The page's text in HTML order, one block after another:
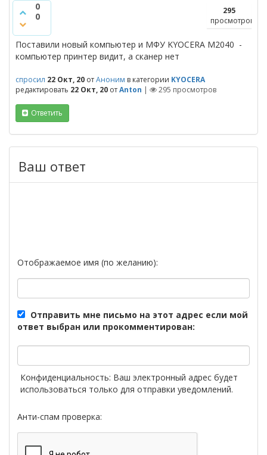
0
0
295
просмотров
Поставили новый компьютер и МФУ KYOCERA M2040 -
компьютер принтер видит, а сканер нет
спросил 22 Окт, 20 отАноним в категории KYOCERA
редактировать 22 Окт, 20 отAnton | 295 просмотров
Ответить
Ваш ответ
Отображаемое имя (по желанию):
Отправить мне письмо на этот адрес если мой
ответ выбран или прокомментирован:
Конфиденциальность: Ваш электронный адрес будет
использоваться только для отправки уведомлений.
Анти-спам проверка: